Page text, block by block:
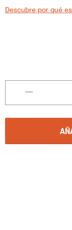
Descubre por qué